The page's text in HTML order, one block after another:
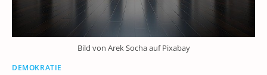
Bild von Arek Socha auf Pixabay
DEMOKRATIE